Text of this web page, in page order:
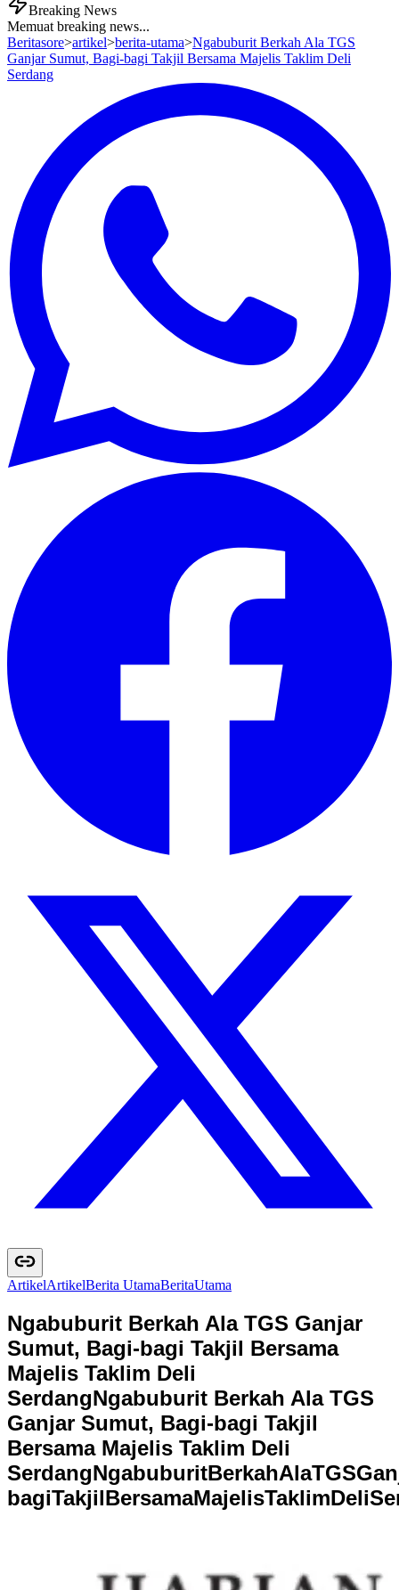
Breaking News
Memuat breaking news...
Beritasore>artikel>berita-utama>Ngabuburit Berkah Ala TGS
Ganjar Sumut, Bagi-bagi Takjil Bersama Majelis Taklim Deli
Serdang
ArtikelArtikelBerita UtamaBeritaUtama
Ngabuburit Berkah Ala TGS Ganjar
Sumut, Bagi-bagi Takjil Bersama
Majelis Taklim Deli
SerdangNgabuburit Berkah Ala TGS
Ganjar Sumut, Bagi-bagi Takjil
Bersama Majelis Taklim Deli
SerdangNgabuburitBerkahAlaTGSGan
bagiTakjilBersamaMajelisTaklimDeliSe